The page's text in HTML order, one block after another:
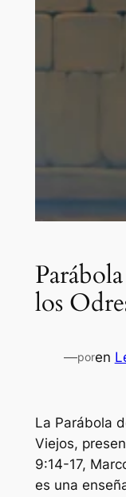
los
—poren
La Parábola
Viejos,
9:14-17,
es una